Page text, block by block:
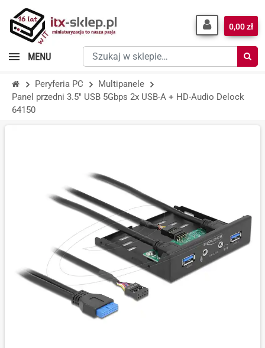
Szukaj
w
sklepie…
0,00 zł
MENU
Peryferia PC
Multipanele
Panel przedni 3.5" USB 5Gbps 2x USB-A + HD-Audio Delock
64150